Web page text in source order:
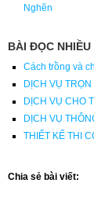
Nghẽn
BÀI ĐỌC NHIỀU
Cách trồng và
DỊCH VỤ
DỊCH VỤ CHO
DỊCH VỤ
THIẾT KẾ THI
Chia sẻ bài viết: